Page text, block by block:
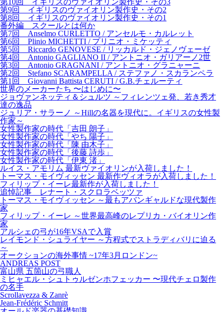
第10回 イギリスのヴァイオリン製作史・その3
第9回 イギリスのヴァイオリン製作史・その2
第8回 イギリスのヴァイオリン製作史・その1
番外編 スクールとは何か
第7回 Anselmo CURLETTO / アンセルモ・カルレット
第6回 Plinio MICHETTI / プリニオ・ミケッティ
第5回 Riccardo GENOVESE / リッカルド・ジェノヴェーゼ
第4回 Antonio GAGLIANO II / アントニオ・ガリアーノ2世
第3回 Antonio GRAGNANI / アントニオ・グラニャーニ
第2回 Stefano SCARAMPELLA / ステファノ・スカランペラ
第1回 Giovanni Battista CERUTI / G.B.チェルーティ
世界のメーカーたち 〜はじめに〜
ジョヴァンネッティ＆シュルツ ～フィレンツェ発、若き秀才
達の逸品
ジュリア・サラーノ ～Hillの名器を現代に。イギリスの女性製
作家～
女性製作家の時代「吉田 朗子」
女性製作家の時代「やち 陽子」
女性製作家の時代「陳 由木子」
女性製作家の時代「後藤 詩歩」
女性製作家の時代「伊東 渚」
ルイス・アモリム 最新ヴァイオリンが入荷しました！
トーマス・モイヴィッセン 最新作ヴィオラが入荷しました！
フィリップ・イーレ最新作が入荷しました！
追悼記事 レナート・スクロラベッツァ
トーマス・モイヴィッセン ～最もアバンギャルドな現代製作
家
フィリップ・イーレ ～世界最高峰のレプリカ・バイオリン作
家
アルシェの弓が16年VSAで入賞
レイモンド・シュライヤー ～方程式でストラディバリに迫る
～
オークションの海外事情 ~17年3月ロンドン~
ANDREAS POST
富山県 五箇山の弓職人
ミヒャエル・シュトゥルゼンホフェッカー 〜現代チェロ製作
の名手
Scrollavezza & Zanrè
Jean-Frédéric Schmitt